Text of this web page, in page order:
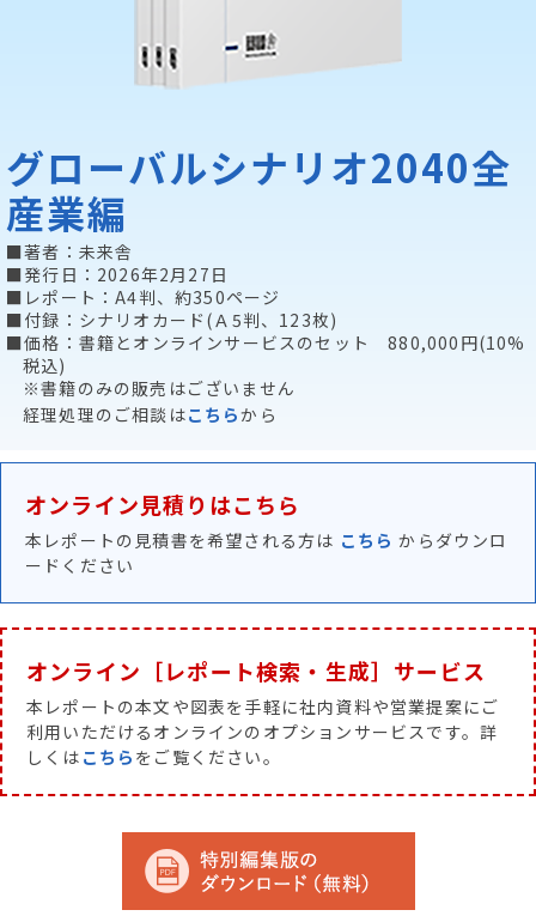
グローバルシナリオ2040全
産業編
■著者：未来舎
■発行日：2026年2月27日
■レポート：A4判、約350ページ
■付録：シナリオカード(Ａ5判、123枚)
■価格：書籍とオンラインサービスのセット 880,000円(10%
税込)
※書籍のみの販売はございません
経理処理のご相談はこちらから
オンライン見積りはこちら
本レポートの見積書を希望される方は こちら からダウンロ
ードください
オンライン［レポート検索・生成］サービス
本レポートの本文や図表を手軽に社内資料や営業提案にご
利用いただけるオンラインのオプションサービスです。詳
しくは こちら をご覧ください。